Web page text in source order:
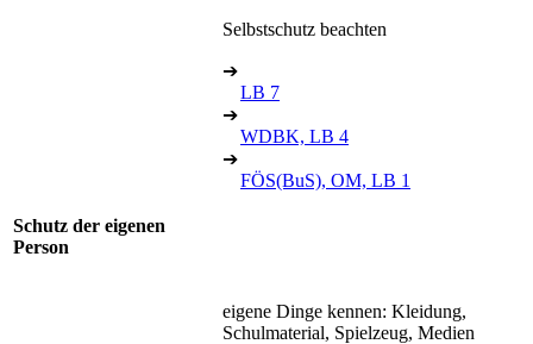
Selbstschutz beachten
➔
LB 7
➔
WDBK, LB 4
➔
FÖS(BuS), OM, LB 1
Schutz der eigenen
Person
eigene Dinge kennen: Kleidung,
Schulmaterial, Spielzeug, Medien